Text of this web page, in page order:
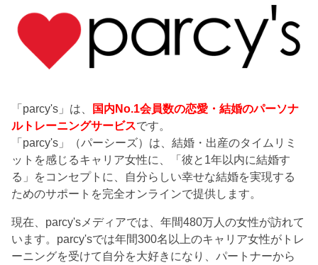
「parcy's」は、
国内No.1会員数の恋愛・結婚のパーソナ
ルトレーニングサービスです。
「parcy's」（パーシーズ）は、結婚・出産のタイムリミ
ットを感じるキャリア女性に、「彼と1年以内に結婚す
る」をコンセプトに、自分らしい幸せな結婚を実現する
ためのサポートを完全オンラインで提供します。
現在、parcy'sメディアでは、年間480万人の女性が訪れて
います。parcy'sでは年間300名以上のキャリア女性がトレ
ーニングを受けて自分を大好きになり、パートナーから